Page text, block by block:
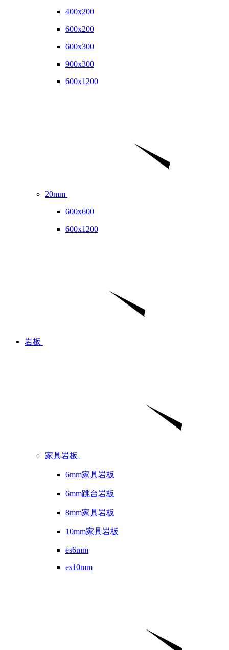
400x200
600x200
600x300
900x300
600x1200
20mm
600x600
600x1200
岩板
家具岩板
6mm家具岩板
6mm跳台岩板
8mm家具岩板
10mm家具岩板
es6mm
es10mm